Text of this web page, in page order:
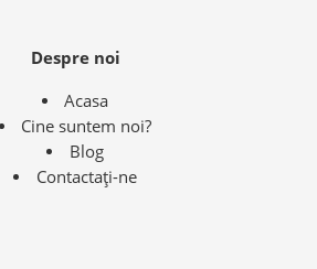
Despre noi
Acasa
Cine suntem noi?
Blog
Contactaţi-ne